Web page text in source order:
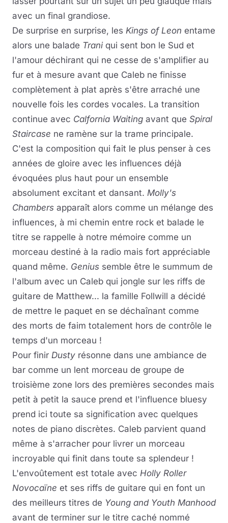
avec un final grandiose.
De surprise en surprise, les Kings of Leon entame
alors une balade Traniqui sent bon le Sud et
l'amour déchirant qui ne cesse de s'amplifier au
fur et à mesure avant que Caleb ne finisse
complètement à plat après s'être arraché une
nouvelle fois les cordes vocales. La transition
continue avec Calfornia Waiting avant que Spiral
Staircase ne ramène sur la trame principale.
C'est la composition qui fait le plus penser à ces
années de gloire avec les influences déjà
évoquées plus haut pour un ensemble
absolument excitant et dansant. Molly's
Chambers apparaît alors comme un mélange des
influences, à mi chemin entre rock et balade le
titre se rappelle à notre mémoire comme un
morceau destiné à la radio mais fort appréciable
quand même. Genius semble être le summum de
l'album avec un Caleb qui jongle sur les riffs de
guitare de Matthew... la famille Follwill a décidé
de mettre le paquet en se déchaînant comme
des morts de faim totalement hors de contrôle le
temps d'un morceau !
Pour finir Dusty résonne dans une ambiance de
bar comme un lent morceau de groupe de
troisième zone lors des premières secondes mais
petit à petit la sauce prend et l'influence bluesy
prend ici toute sa signification avec quelques
notes de piano discrètes. Caleb parvient quand
même à s'arracher pour livrer un morceau
incroyable qui finit dans toute sa splendeur !
L'envoûtement est totale avec Holly Roller
Novocaïne et ses riffs de guitare qui en font un
des meilleurs titres de Young and Youth Manhood
avant de terminer sur le titre caché nommé